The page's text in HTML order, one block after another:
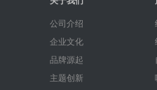
公司介绍
企业文化
品牌源起
主题创新